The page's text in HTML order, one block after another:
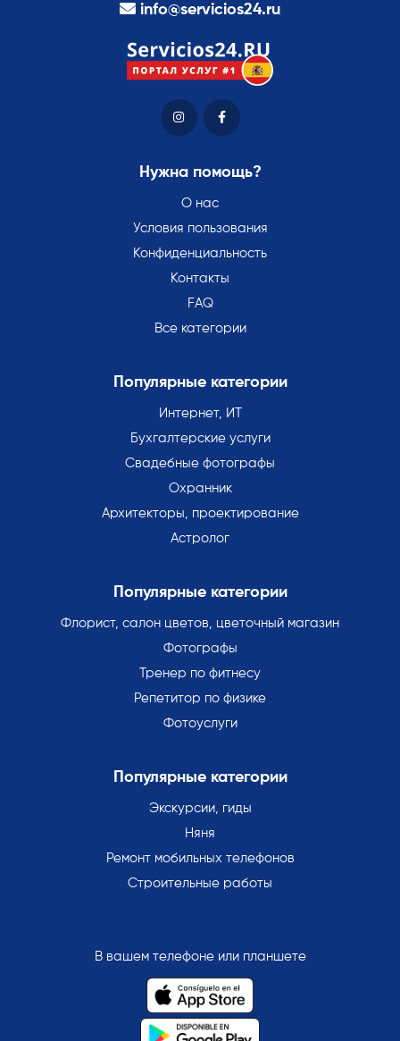
info@servicios24.ru
Нужна помощь?
О нас
Условия пользования
Конфиденциальность
Контакты
FAQ
Все категории
Популярные категории
Интернет, ИТ
Бухгалтерские услуги
Свадебные фотографы
Охранник
Архитекторы, проектирование
Астролог
Популярные категории
Флорист, салон цветов, цветочный магазин
Фотографы
Тренер по фитнесу
Репетитор по физике
Фотоуслуги
Популярные категории
Экскурсии, гиды
Няня
Ремонт мобильных телефонов
Строительные работы
В вашем телефоне или планшете